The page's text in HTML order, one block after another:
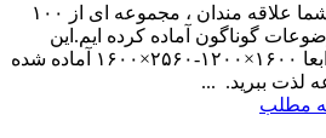
در این پست پاتوق یو برای شما علاقه مندان ، مجموعه ای از ۱۰۰
گوناگون آماده کرده ایم.این
تصاویر با فرمت JPG و در ابعا ۱۶۰۰×۱۲۰۰-۲۵۶۰×۱۶۰۰ آماده شده
لذت ببرید. ...
مطلب